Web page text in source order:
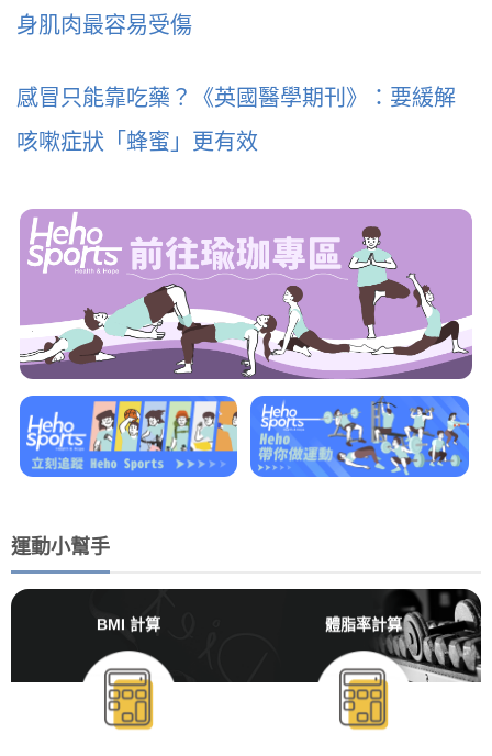
身肌肉最容易受傷
感冒只能靠吃藥？《英國醫學期刊》：要緩解
咳嗽症狀「蜂蜜」更有效
運動小幫手
BMI 計算 體脂率計算